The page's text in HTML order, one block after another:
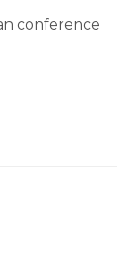
conference